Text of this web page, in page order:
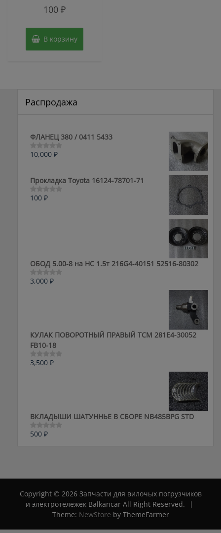
100₽
В корзину
Распродажа
ФЛАНЕЦ 380 / 0411 5433
Оценка
5
10,000 ₽
Прокладка Toyota 16124-78701-71
Оценка
100 ₽
ОБОД 5.00-8 на HC 1.5т 216G4-40151 52516-80302
Оценка
3,000 ₽
КУЛАК ПОВОРОТНЫЙ ПРАВЫЙ ТСМ 281E4-30052
FB10-18
Оценка
3,500 ₽
ВКЛАДЫШИ ШАТУННЬЕ В СБОРЕ NB485BPG STD
Оценка
500 ₽
Copyright © 2026 Запчасти для вилочых погрузчиков
и электротележек Balkancar All Right Reserved.
|
Theme: NewStore by ThemeFarmer